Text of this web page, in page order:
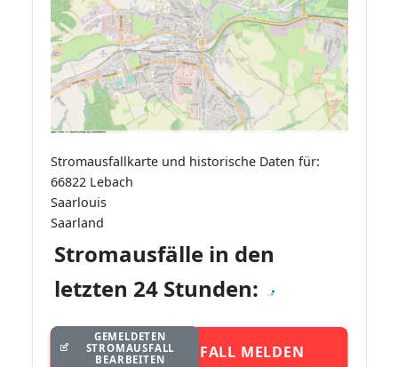
Stromausfallkarte und historische Daten für:
66822 Lebach
Saarlouis
Saarland
Stromausfälle in den
letzten 24 Stunden:
STROMAUSFALL MELDEN
GEMELDETEN
STROMAUSFALL
BEARBEITEN